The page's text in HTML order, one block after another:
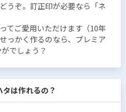
うぞ。訂正印が必要なら「ネ
てご愛用いただけます（10年
っかく作るのなら、プレミア
でしょう？
は作れるの？